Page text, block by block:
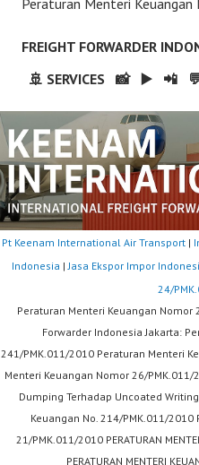
Peraturan Menteri
FREIGHT FORWARDER
🚢 SERVICES
📸 ▶️ 📲
Pt Keenam International Air Transport|
Indonesia | Jasa Ekspor Impor
24/
Peraturan Menteri Keuangan
Forwarder Indonesia Jakarta:
241/PMK.011/2010 Peraturan Menteri
Menteri Keuangan Nomor 26/
Dumping Terhadap Uncoated
Keuangan No. 214/PMK.011/
21/PMK.011/2010 PERATURAN
PERATURAN MENTERI